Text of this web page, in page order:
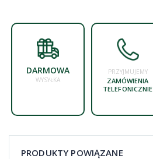
DARMOWA
WYSYŁKA
PRZYJMUJEMY
ZAMÓWIENIA
TELEFONICZNIE
PRODUKTY POWIĄZANE